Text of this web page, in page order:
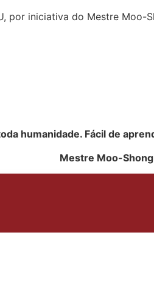
por iniciativa do Mestre Moo-
humanidade. Fácil de
Mestre Moo-